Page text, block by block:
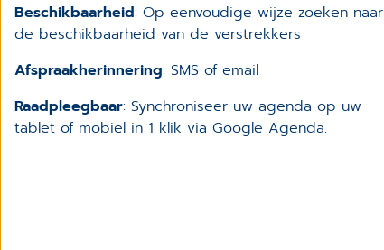
Beschikbaarheid: Op eenvoudige wijze zoeken naar
de beschikbaarheid van de verstrekkers
Afspraakherinnering: SMS of email
Raadpleegbaar: Synchroniseer uw agenda op uw
tablet of mobiel in 1 klik via Google Agenda.